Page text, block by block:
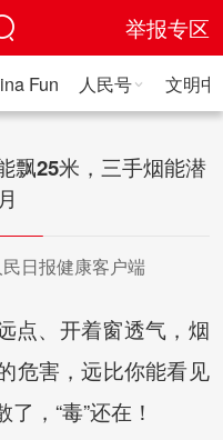
举报专区
Fun 人民号 文明
飘25米，三手烟能潜
日报健康客户端
点、开着窗透气，烟
危害，远比你能看见
，“毒”还在！